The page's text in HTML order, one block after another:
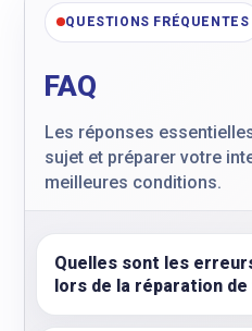
QUESTIONS FRÉQUENTES
FAQ
Les réponses
sujet et préparer votre
meilleures conditions.
Quelles sont les
lors de la réparation